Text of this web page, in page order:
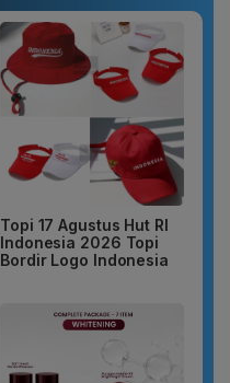
Topi 17 Agustus Hut RI
Indonesia 2026 Topi
Bordir Logo Indonesia